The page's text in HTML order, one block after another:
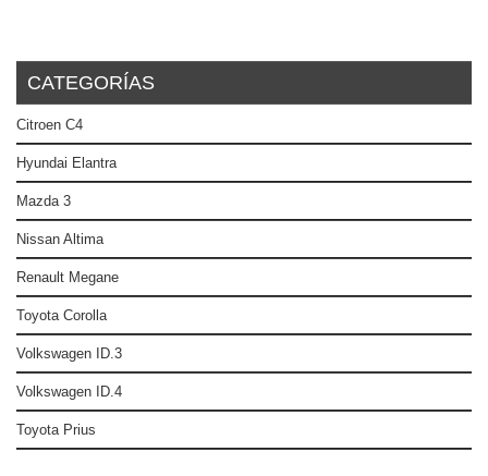
CATEGORÍAS
Citroen C4
Hyundai Elantra
Mazda 3
Nissan Altima
Renault Megane
Toyota Corolla
Volkswagen ID.3
Volkswagen ID.4
Toyota Prius